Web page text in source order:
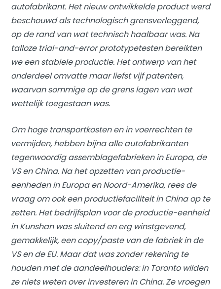
autofabrikant. Het nieuw ontwikkelde product werd
beschouwd als technologisch grensverleggend,
op de rand van wat technisch haalbaar was. Na
talloze trial-and-error prototypetesten bereikten
we een stabiele productie. Het ontwerp van het
onderdeel omvatte maar liefst vijf patenten,
waarvan sommige op de grens lagen van wat
wettelijk toegestaan was.
Om hoge transportkosten en in voerrechten te
vermijden, hebben bijna alle autofabrikanten
tegenwoordig assemblagefabrieken in Europa, de
VS en China. Na het opzetten van productie-
eenheden in Europa en Noord-Amerika, rees de
vraag om ook een productiefaciliteit in China op te
zetten. Het bedrijfsplan voor de productie-eenheid
in Kunshan was sluitend en erg winstgevend,
gemakkelijk, een copy/paste van de fabriek in de
VS en de EU. Maar dat was zonder rekening te
houden met de aandeelhouders: in Toronto wilden
ze niets weten over investeren in China. Ze vroegen